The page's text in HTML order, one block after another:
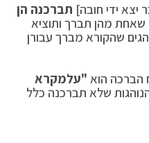
ידי חובה] תברכנה הן
שאחת מהן תברך ותוציא
שהקורא מברך עבורן
הברכה הוא "עלמקרא
שלא תברכנה כלל